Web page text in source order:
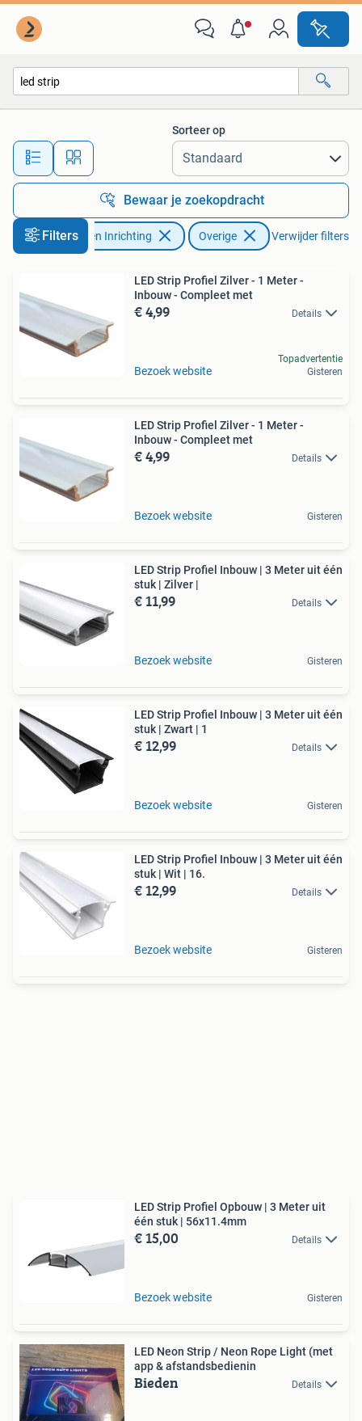
Alle afstanden…
Sorteer op
Bewaar je zoekopdracht
FiltersHuis en Inrichting Overige Verwijder filters
LED Strip Profiel Zilver - 1 Meter -
Inbouw - Compleet met
€ 4,99 Details
Bezoek website
Topadvertentie
Gisteren
LED Strip Profiel Zilver - 1 Meter -
Inbouw - Compleet met
€ 4,99 Details
Bezoek website Gisteren
LED Strip Profiel Inbouw | 3 Meter uit één
stuk | Zilver |
€ 11,99 Details
Bezoek website Gisteren
LED Strip Profiel Inbouw | 3 Meter uit één
stuk | Zwart | 1
€ 12,99 Details
Bezoek website Gisteren
LED Strip Profiel Inbouw | 3 Meter uit één
stuk | Wit | 16.
€ 12,99 Details
Bezoek website Gisteren
LED Strip Profiel Opbouw | 3 Meter uit
één stuk | 56x11.4mm
€ 15,00 Details
Bezoek website Gisteren
LED Neon Strip / Neon Rope Light (met
app & afstandsbedienin
Bieden Details